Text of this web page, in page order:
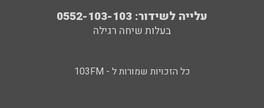
עלייה לשידור: 0552-103-103
בעלות שיחה רגילה
כל הזכויות שמורות ל - 103FM